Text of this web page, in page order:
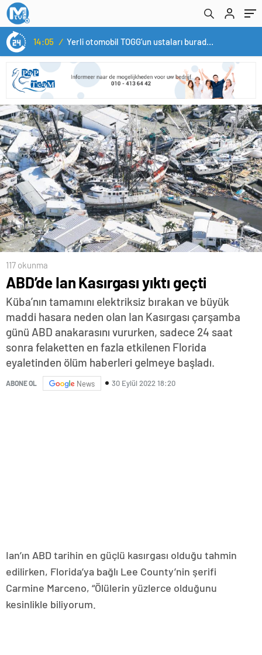
14:05 / Yerli otomobil TOGG’un ustaları burada yetişecek
117 okunma
ABD’de Ian Kasırgası yıktı geçti
Küba’nın tamamını elektriksiz bırakan ve büyük
maddi hasara neden olan Ian Kasırgası çarşamba
günü ABD anakarasını vururken, sadece 24 saat
sonra felaketten en fazla etkilenen Florida
eyaletinden ölüm haberleri gelmeye başladı.
ABONE OL News 30 Eylül 2022 18:20
Ian’ın ABD tarihin en güçlü kasırgası olduğu tahmin
edilirken, Florida’ya bağlı Lee County’nin şerifi
Carmine Marceno, “Ölülerin yüzlerce olduğunu
kesinlikle biliyorum.